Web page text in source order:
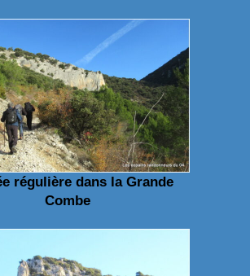
régulière dans la Grande
Combe